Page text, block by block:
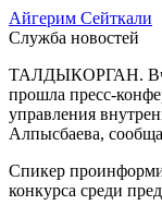
Айгерим Сейткали
Служба новостей
ТАЛДЫКОРГАН.
прошла пресс-
управления
Алпысбаева,
Спикер
конкурса среди